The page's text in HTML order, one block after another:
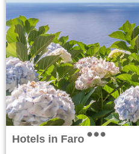
Hotels in Faro